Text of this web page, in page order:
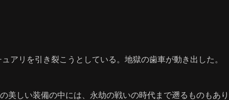
リを引き裂こうとしている。地獄の歯車が動き出した。
美しい装備の中には、永劫の戦いの時代まで遡るものもあり